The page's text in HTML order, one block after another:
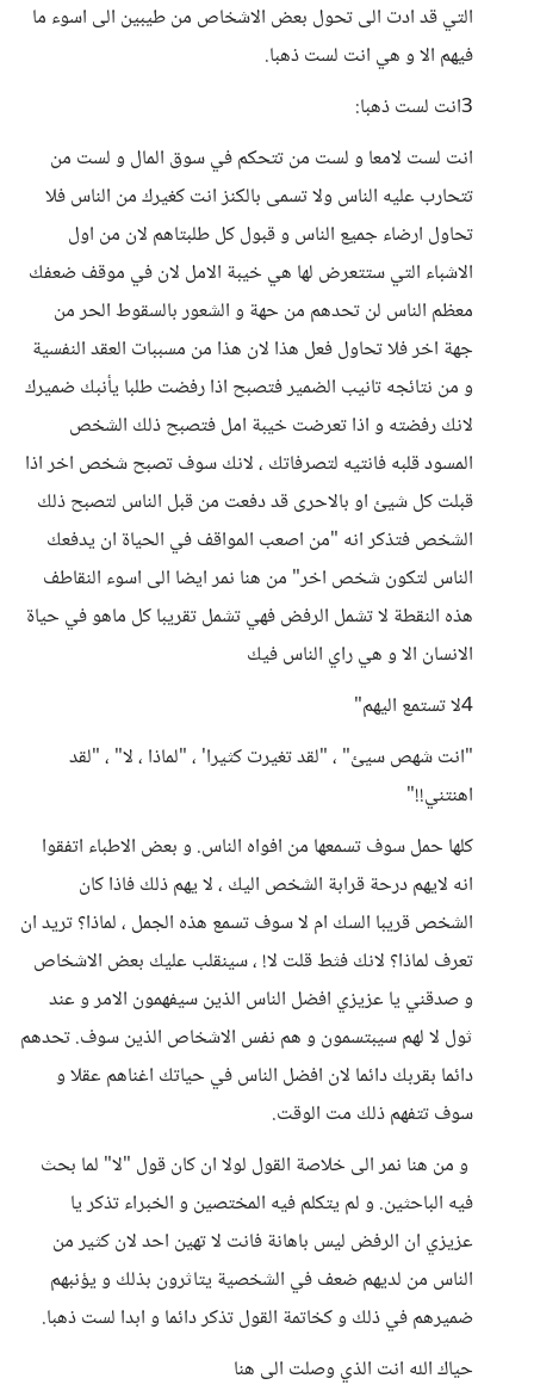
التي قد ادت الى تحول بعض الاشخاص من طيبين الى اسوء ما
فيهم الا و هي انت لست ذهبا.
3انت لست ذهبا:
انت لست لامعا و لست من تتحكم في سوق المال و لست من
تتحارب عليه الناس ولا تسمى بالكنز انت كغيرك من الناس فلا
تحاول ارضاء جميع الناس و قبول كل طلبتاهم لان من اول
الاشباء التي ستتعرض لها هي خيبة الامل لان في موقف ضعفك
معظم الناس لن تحدهم من حهة و الشعور بالسقوط الحر من
جهة اخر فلا تحاول فعل هذا لان هذا من مسببات العقد النفسية
و من نتائجه تانيب الضمير فتصبح اذا رفضت طلبا يأنبك ضميرك
لانك رفضته و اذا تعرضت خيبة امل فتصبح ذلك الشخص
المسود قلبه فانتيه لتصرفاتك ، لانك سوف تصبح شخص اخر اذا
قبلت كل شيئ او بالاحرى قد دفعت من قبل الناس لتصبح ذلك
الشخص فتذكر انه "من اصعب المواقف في الحياة ان يدفعك
الناس لتكون شخص اخر" من هنا نمر ايضا الى اسوء النقاطف
هذه النقطة لا تشمل الرفض فهي تشمل تقريبا كل ماهو في حياة
الانسان الا و هي راي الناس فيك
4لا تستمع اليهم"
"انت شهص سيئ" ، "لقد تغيرت كثيرا' ، "لماذا ، لا" ، "لقد
اهنتني!!"
كلها حمل سوف تسمعها من افواه الناس. و بعض الاطباء اتفقوا
انه لايهم درحة قرابة الشخص اليك ، لا يهم ذلك فاذا كان
الشخص قريبا السك ام لا سوف تسمع هذه الجمل ، لماذا؟ تريد ان
تعرف لماذا؟ لانك فثط قلت لا! ، سينقلب عليك بعض الاشخاص
و صدقني يا عزيزي افضل الناس الذين سيفهمون الامر و عند
ثول لا لهم سيبتسمون و هم نفس الاشخاص الذين سوف. تحدهم
دائما بقربك دائما لان افضل الناس في حياتك اغناهم عقلا و
سوف تتفهم ذلك مت الوقت.
و من هنا نمر الى خلاصة القول لولا ان كان قول "لا" لما بحث
فيه الباحثين. و لم يتكلم فيه المختصين و الخبراء تذكر يا
عزيزي ان الرفض ليس باهانة فانت لا تهين احد لان كثير من
الناس من لديهم ضعف في الشخصية يتاثرون بذلك و يؤنبهم
ضميرهم في ذلك و كخاتمة القول تذكر دائما و ابدا لست ذهبا.
حياك الله انت الذي وصلت الى هنا